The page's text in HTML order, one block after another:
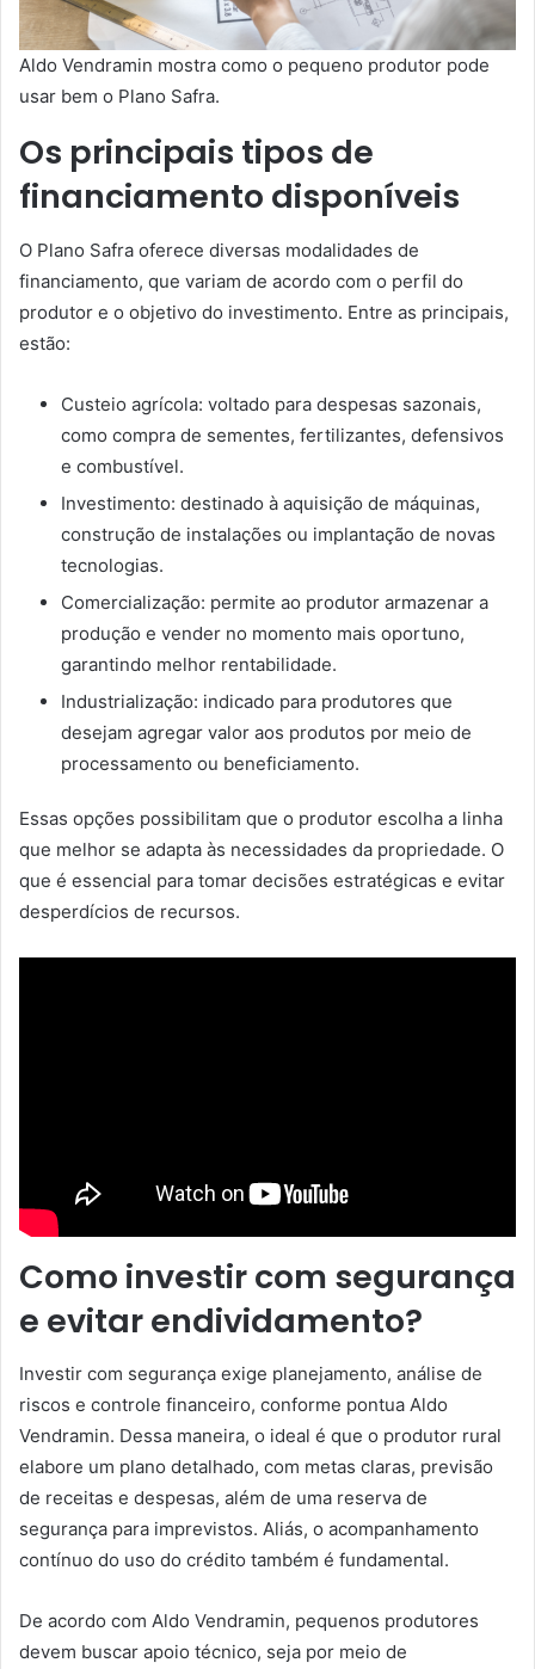
Aldo Vendramin mostra como o pequeno produtor pode
usar bem o Plano Safra.
Os principais tipos de
financiamento disponíveis
O Plano Safra oferece diversas modalidades de
financiamento, que variam de acordo com o perfil do
produtor e o objetivo do investimento. Entre as principais,
estão:
Custeio agrícola: voltado para despesas sazonais,
como compra de sementes, fertilizantes, defensivos
e combustível.
Investimento: destinado à aquisição de máquinas,
construção de instalações ou implantação de novas
tecnologias.
Comercialização: permite ao produtor armazenar a
produção e vender no momento mais oportuno,
garantindo melhor rentabilidade.
Industrialização: indicado para produtores que
desejam agregar valor aos produtos por meio de
processamento ou beneficiamento.
Essas opções possibilitam que o produtor escolha a linha
que melhor se adapta às necessidades da propriedade. O
que é essencial para tomar decisões estratégicas e evitar
desperdícios de recursos.
Como investir com segurança
e evitar endividamento?
Investir com segurança exige planejamento, análise de
riscos e controle financeiro, conforme pontua Aldo
Vendramin. Dessa maneira, o ideal é que o produtor rural
elabore um plano detalhado, com metas claras, previsão
de receitas e despesas, além de uma reserva de
segurança para imprevistos. Aliás, o acompanhamento
contínuo do uso do crédito também é fundamental.
De acordo com Aldo Vendramin, pequenos produtores
devem buscar apoio técnico, seja por meio de